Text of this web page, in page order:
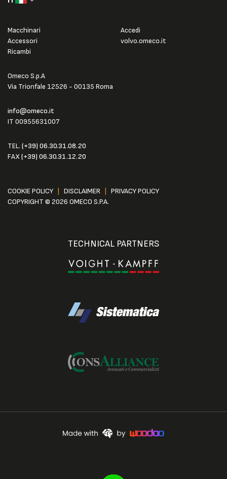
Omeco S.p.A
Via Trionfale 12526 - 00135 Roma
info@omeco.it
IT 00955631007
TEL. (+39) 06.30.31.08.20
FAX(+39) 06.30.31.12.20
Macchinari
Accessori
Ricambi
Accedi
volvo.omeco.it
COOKIE POLICY DISCLAIMER
PRIVACY POLICY
COPYRIGHT © 2026 OMECO S.P.A.
TECHNICAL PARTNERS